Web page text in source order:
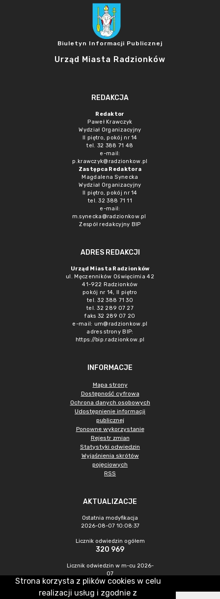
Biuletyn Informacji Publicznej
Urząd Miasta Radzionków
REDAKCJA
Redaktor
Paweł Krawczyk
Wydział Organizacyjny
II piętro, pokój nr 14
tel. 32 388 71 48
e-mail:
p.krawczyk@radzionkow.pl
Zastępca Redaktora
Magdalena Synecka
Wydział Organizacyjny
II piętro, pokój nr 14
tel. 32 388 71 11
e-mail:
m.synecka@radzionkow.pl
Zespół redakcyjny BIP
ADRES REDAKCJI
Urząd Miasta Radzionków
ul. Męczenników Oświęcimia 42
41-922 Radzionków
pokój nr 14, II piętro
tel. 32 388 71 30
tel. 32 289 07 27
faks 32 289 07 20
e-mail: um@radzionkow.pl
adres strony BIP:
https://bip.radzionkow.pl
INFORMACJE
Mapa strony
Dostępność cyfrowa
Ochrona danych osobowych
Udostępnienie informacji
publicznej
Ponowne wykorzystanie
Rejestr zmian
Statystyki odwiedzin
Wyjaśnienia skrótów
pojęciowych
RSS
AKTUALIZACJE
Ostatnia modyfikacja
2026-08-07 10:08:37
Licznik odwiedzin ogółem
320 969
Licznik odwiedzin w m-cu 2026-
07
1 028
Strona korzysta z plików cookies w celu
realizacji usług i zgodnie z